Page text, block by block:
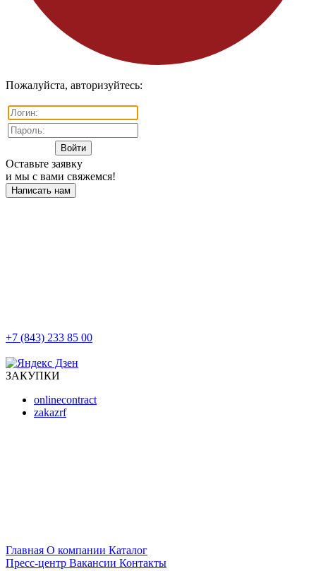
Пожалуйста, авторизуйтесь:
Оставьте заявку
и мы с вами свяжемся!
Написать нам
+7 (843) 233 85 00
ЗАКУПКИ
onlinecontract
zakazrf
Главная О компании Каталог
Пресс-центр Вакансии Контакты